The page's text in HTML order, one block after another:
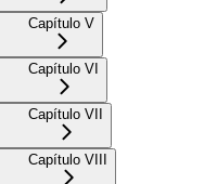
Capítulo V
Capítulo VI
Capítulo VII
Capítulo VIII